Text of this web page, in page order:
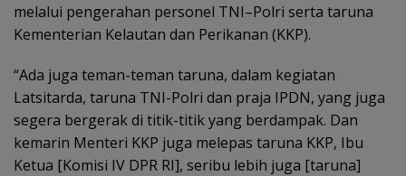
melalui pengerahan personel TNI–Polri serta taruna
Kementerian Kelautan dan Perikanan (KKP).
“Ada juga teman-teman taruna, dalam kegiatan
Latsitarda, taruna TNI-Polri dan praja IPDN, yang juga
segera bergerak di titik-titik yang berdampak. Dan
kemarin Menteri KKP juga melepas taruna KKP, Ibu
Ketua [Komisi IV DPR RI], seribu lebih juga [taruna]